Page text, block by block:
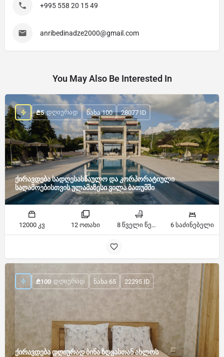
+995 558 20 15 49
anribedinadze2000@gmail.com
You May Also Be Interested In
ქირავდება სადღესასწაულო და კორპორატიული
საღამოებისთვის ულამაზესი ვილა ბათუმში
₾5 ᲓᲦᲘᲣᲠᲐᲓ ნახა 100 28077 ID
12000 კვ 12 ოთახი 8 წველი წერტილი 6 საძინებელი
ქირავდება დღიურად ბინა ზღვასთან ახლოს
₾100 ᲓᲦᲘᲣᲠᲐᲓ ნახა 65 22295 ID